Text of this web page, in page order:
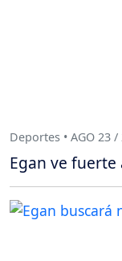
Deportes • AGO 23 /
Egan ve fuerte